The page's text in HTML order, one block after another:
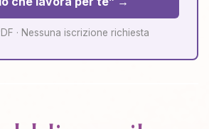
· Nessuna iscrizione richiesta